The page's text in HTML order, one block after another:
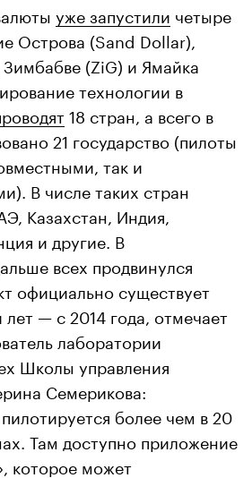
уже запустили четыре
Острова (Sand Dollar),
(ZiG) и Ямайка
технологии в
18 стран, а всего в
21 государство (пилоты
так и
В числе таких стран
Казахстан, Индия,
и другие. В
всех продвинулся
официально существует
— с 2014 года, отмечает
лаборатории
Школы управления
Семерикова:
более чем в 20
Там доступно приложение
которое может